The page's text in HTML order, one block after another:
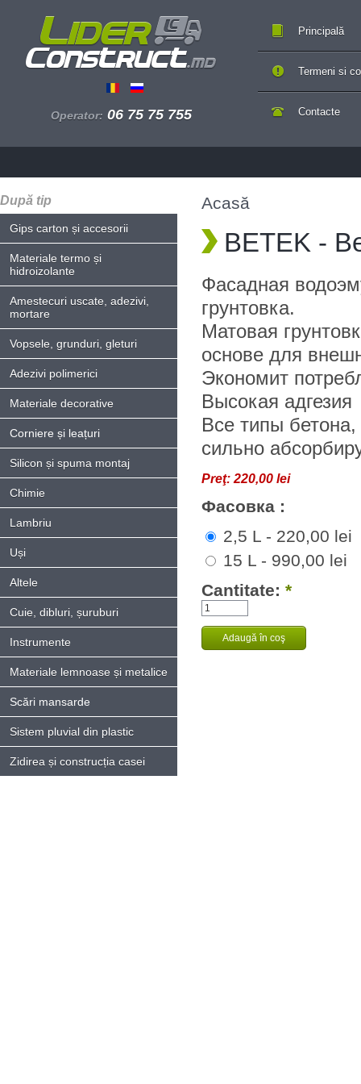
Operator: 06 75 75 755
Principală
Contacte
Termeni si
După tip
Gips carton și accesorii
Materiale termo și
hidroizolante
Amestecuri uscate, adezivi,
mortare
Vopsele, grunduri, gleturi
Adezivi polimerici
Materiale decorative
Corniere și leațuri
Silicon și spuma montaj
Chimie
Lambriu
Uși
Altele
Cuie, dibluri, șuruburi
Instrumente
Materiale lemnoase și metalice
Scări mansarde
Sistem pluvial din plastic
Zidirea și construcția casei
Acasă
BETEK -
Фасадная
грунтовка.
Матовая
основе для
Экономит
Высокая адгезия
Все типы
сильно
Preţ: 220,00 lei
Фасовка :
2,5 L - 220,00 lei
15 L - 990,00 lei
Cantitate: *